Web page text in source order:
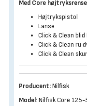
Med Core
Højtrykspistol
Lanse
Click & Clean
Click & Clean ru
Click & Clean
Producent:Nilfisk
Model: Nilfisk Core 125-